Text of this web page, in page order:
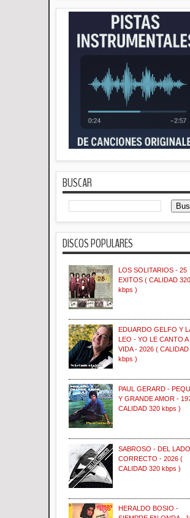
BUSCAR
DISCOS POPULARES
LOS SOLITARIOS - 25
EXITOS ( CALIDAD 320
kbps )
EDUARDO GELFO Y
LEO - YO LE CANTO A
VIDA - 2026 (
kbps )
PAUL GERARD -
Y GRANDE AMOR -
CALIDAD 320 kbps )
SABROSO - DEL LADO
CORRECTO - 2026 (
CALIDAD 320 kbps )
HERALDO BOSIO -